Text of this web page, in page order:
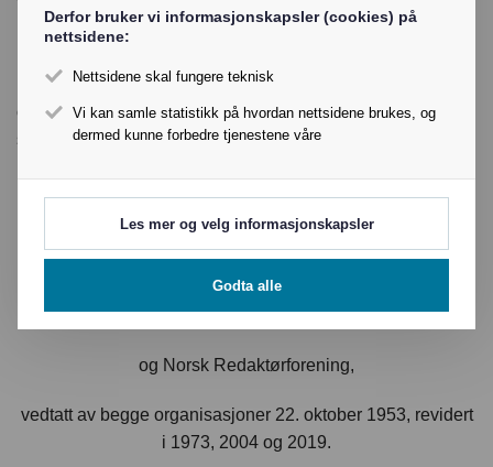
Redaktøren rapporterer direkte til utgiver/styre.
redaksjonen, og representerer samtidig redaksjonen
overfor utgiver/styre. Redaktøren kan delegere myndighet i
samsvar med sine fullmakter.
Denne erklæring er blitt til i samarbeid mellom
Mediebedriftenes Landsforening (tidligere Norske Avisers
Landsforbund)
og Norsk Redaktørforening,
vedtatt av begge organisasjoner 22. oktober 1953, revidert
i 1973, 2004 og 2019.
Derfor bruker vi informasjonskapsler (cookies) på
nettsidene:
Nettsidene skal fungere teknisk
Vi kan samle statistikk på hvordan nettsidene brukes, og
dermed kunne forbedre tjenestene våre
Les mer og velg informasjonskapsler
Godta alle